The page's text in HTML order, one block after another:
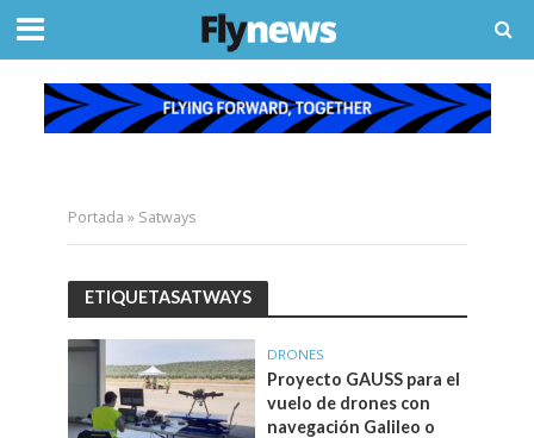
Portada » Satways
ETIQUETASATWAYS
DRONES
Proyecto GAUSS para el
vuelo de drones con
navegación Galileo o